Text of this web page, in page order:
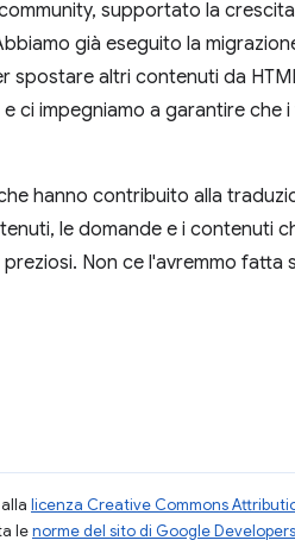
supportato la
già eseguito la
spostare altri contenuti da
ci impegniamo a garantire che
hanno contribuito alla
le domande e i contenuti
Non ce l'avremmo fatta
licenza Creative Commons
lenorme del sito di Google Developers